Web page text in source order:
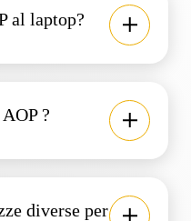
al laptop?
?
diverse per